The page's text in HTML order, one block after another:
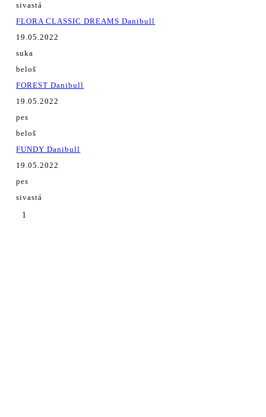
sivastá
FLORA CLASSIC DREAMS Danibull
19.05.2022
suka
beloš
FOREST Danibull
19.05.2022
pes
beloš
FUNDY Danibull
19.05.2022
pes
sivastá
1